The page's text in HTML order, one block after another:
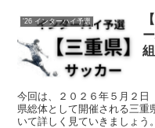
'26 インターハイ予選
今回は、２０２６年５月２日
県総体として開催される三重
いて詳しく見ていきましょう